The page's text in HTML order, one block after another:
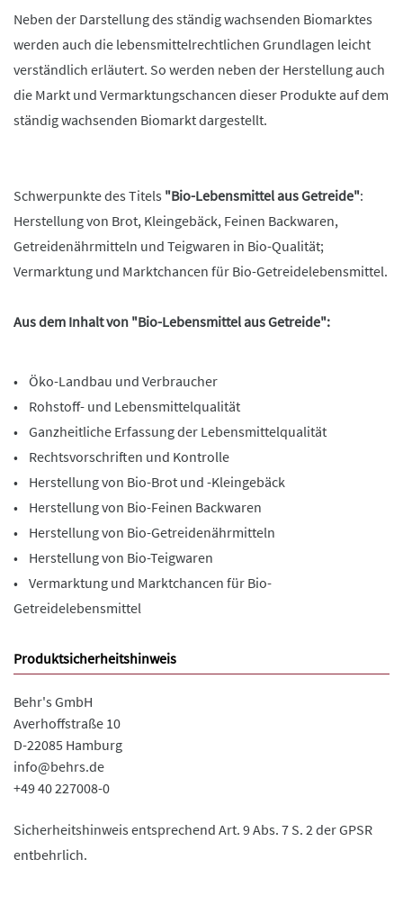
Neben der Darstellung des ständig wachsenden Biomarktes
werden auch die lebensmittelrechtlichen Grundlagen leicht
verständlich erläutert. So werden neben der Herstellung auch
die Markt und Vermarktungschancen dieser Produkte auf dem
ständig wachsenden Biomarkt dargestellt.
Schwerpunkte des Titels "Bio-Lebensmittel aus Getreide":
Herstellung von Brot, Kleingebäck, Feinen Backwaren,
Getreidenährmitteln und Teigwaren in Bio-Qualität;
Vermarktung und Marktchancen für Bio-Getreidelebensmittel.
Aus dem Inhalt von "Bio-Lebensmittel aus Getreide":
• Öko-Landbau und Verbraucher
• Rohstoff- und Lebensmittelqualität
• Ganzheitliche Erfassung der Lebensmittelqualität
• Rechtsvorschriften und Kontrolle
• Herstellung von Bio-Brot und -Kleingebäck
• Herstellung von Bio-Feinen Backwaren
• Herstellung von Bio-Getreidenährmitteln
• Herstellung von Bio-Teigwaren
• Vermarktung und Marktchancen für Bio-
Getreidelebensmittel
Produktsicherheitshinweis
Behr's GmbH
Averhoffstraße 10
D-22085 Hamburg
info@behrs.de
+49 40 227008-0
Sicherheitshinweis entsprechend Art. 9 Abs. 7 S. 2 der GPSR
entbehrlich.